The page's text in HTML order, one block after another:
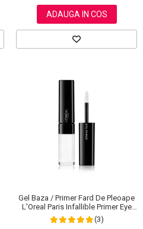
ADAUGA IN COS
Gel Baza / Primer Fard De Pleoape
L'Oreal Paris Infallible Primer Eye
Shadow Base 100, 3 ml
(3)